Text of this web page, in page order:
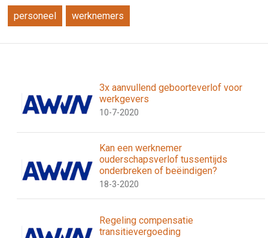
personeel werknemers
3x aanvullend geboorteverlof voor
werkgevers
10-7-2020
Kan een werknemer
ouderschapsverlof tussentijds
onderbreken of beëindigen?
18-3-2020
Regeling compensatie
transitievergoeding